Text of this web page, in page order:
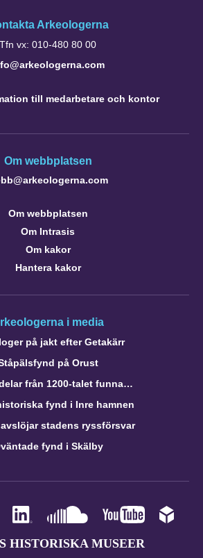
Arkeologerna
Tfn vx: 010-480 80 00
till medarbetare och kontor
Om webbplatsen
Om webbplatsen
Om Intrasis
Om kakor
Hantera kakor
i media
på jakt efter Getakärr
på Orust
från 1200-talet funna…
fynd i Inre hamnen
stadens ryssförsvar
fynd i Skälby
HISTORISKA MUSEER